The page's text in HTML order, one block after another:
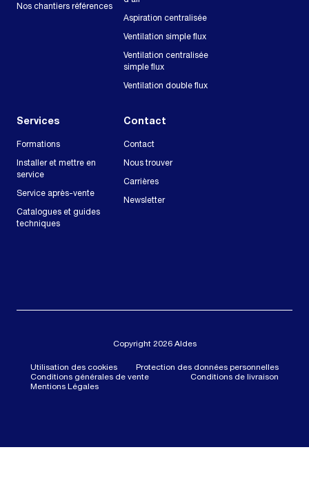
Nos chantiers références
Aspiration centralisée
Ventilation simple flux
Ventilation centralisée
simple flux
Ventilation double flux
Services
Formations
Installer et mettre en
service
Service après-vente
Catalogues et guides
techniques
Contact
Contact
Nous trouver
Carrières
Newsletter
Copyright 2026 Aldes
Utilisation des cookies
Protection des données personnelles
Conditions générales de vente
Conditions de livraison
Mentions Légales